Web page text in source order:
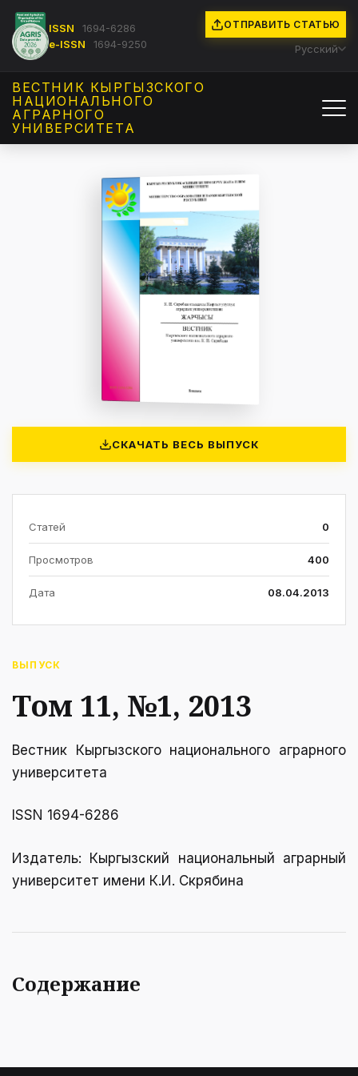
ISSN
1694-6286
e-ISSN
1694-9250
ОТПРАВИТЬ СТАТЬЮ
Русский
ВЕСТНИК КЫРГЫЗCКОГО
НАЦИОНАЛЬНОГО
АГРАРНОГО
УНИВЕРСИТЕТА
СКАЧАТЬ ВЕСЬ ВЫПУСК
Статей 0
Просмотров 400
Дата 08.04.2013
ВЫПУСК
Том 11, №1, 2013
Вестник Кыргызcкого национального аграрного
университета
ISSN 1694-6286
Издатель: Кыргызский национальный аграрный
университет имени К.И. Скрябинa
Содержание